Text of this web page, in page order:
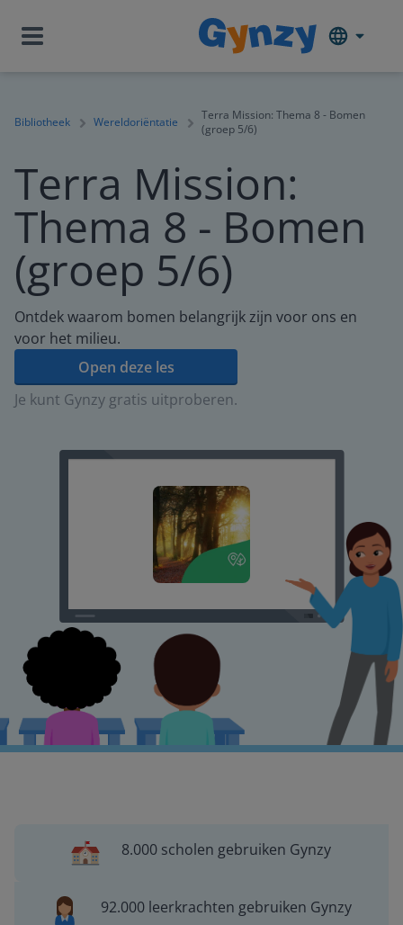
Bibliotheek Wereldoriëntatie
Terra Mission: Thema 8 - Bomen
(groep 5/6)
Terra Mission:
Thema 8 - Bomen
(groep 5/6)
Ontdek waarom bomen belangrijk zijn voor ons en
voor het milieu.
Open deze les
Je kunt Gynzy gratis uitproberen.
8.000 scholen gebruiken Gynzy
92.000 leerkrachten gebruiken Gynzy